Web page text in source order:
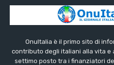
OnuItalia è il primo sito di
contributo degli italiani alla vita e
settimo posto tra i finanziatori